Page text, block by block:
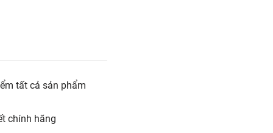
tất cả sản phẩm
chính hãng